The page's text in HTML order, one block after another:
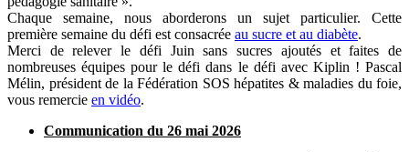
Chaque semaine, nous aborderons un sujet particulier. Cette
première semaine du défi est consacrée au sucre et au diabète.
Merci de relever le défi Juin sans sucres ajoutés et faites de
nombreuses équipes pour le défi dans le défi avec Kiplin ! Pascal
Mélin, président de la Fédération SOS hépatites & maladies du foie,
vous remercie en vidéo.
Communication du 26 mai 2026